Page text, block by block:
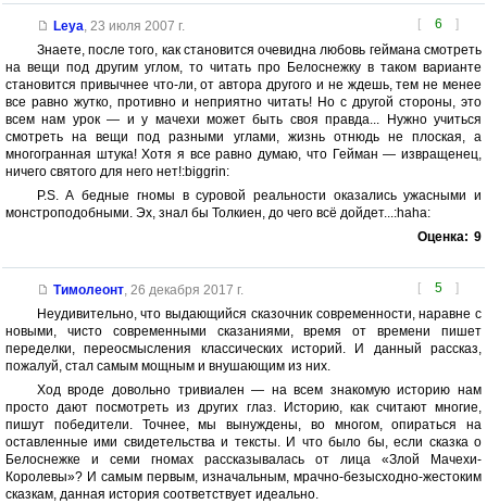
[ 6 ]
Leya, 23 июля 2007 г.
Знаете, после того, как становится очевидна любовь геймана смотреть
на вещи под другим углом, то читать про Белоснежку в таком варианте
становится привычнее что-ли, от автора другого и не ждешь, тем не менее
все равно жутко, противно и неприятно читать! Но с другой стороны, это
всем нам урок — и у мачехи может быть своя правда... Нужно учиться
смотреть на вещи под разными углами, жизнь отнюдь не плоская, а
многогранная штука! Хотя я все равно думаю, что Гейман — извращенец,
ничего святого для него нет!:biggrin:
P.S. А бедные гномы в суровой реальности оказались ужасными и
монстроподобными. Эх, знал бы Толкиен, до чего всё дойдет...:haha:
Оценка: 9
[ 5 ]
Тимолеонт, 26 декабря 2017 г.
Неудивительно, что выдающийся сказочник современности, наравне с
новыми, чисто современными сказаниями, время от времени пишет
переделки, переосмысления классических историй. И данный рассказ,
пожалуй, стал самым мощным и внушающим из них.
Ход вроде довольно тривиален — на всем знакомую историю нам
просто дают посмотреть из других глаз. Историю, как считают многие,
пишут победители. Точнее, мы вынуждены, во многом, опираться на
оставленные ими свидетельства и тексты. И что было бы, если сказка о
Белоснежке и семи гномах рассказывалась от лица «Злой Мачехи-
Королевы»? И самым первым, изначальным, мрачно-безысходно-жестоким
сказкам, данная история соответствует идеально.